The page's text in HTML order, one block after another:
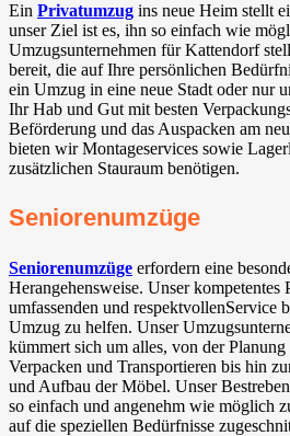
Ein Privatumzug ins neue Heim stellt
unser Ziel ist es, ihn so einfach wie
Umzugsunternehmen für Kattendorf
bereit, die auf Ihre persönlichen
ein Umzug in eine neue Stadt oder nur
Ihr Hab und Gut mit besten
Beförderung und das Auspacken am
bieten wir Montageservices sowie
zusätzlichen Stauraum benötigen.
Seniorenumzüge
Seniorenumzüge erfordern eine
Herangehensweise. Unser kompetentes
umfassenden und respektvollenService
Umzug zu helfen. Unser
kümmert sich um alles, von der
Verpacken und Transportieren bis hin
und Aufbau der Möbel. Unser
so einfach und angenehm wie möglich
auf die speziellen Bedürfnisse